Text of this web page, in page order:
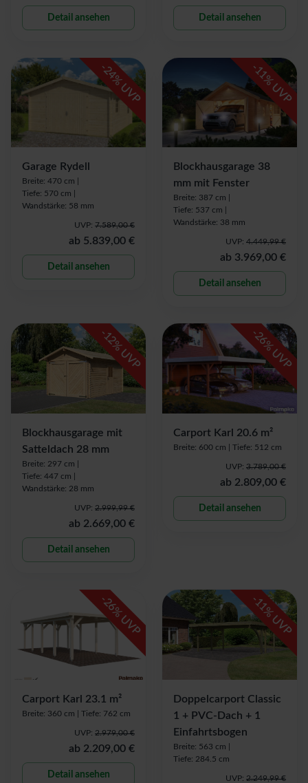
Detail ansehen Detail ansehen
-
24
% UVP
Garage Rydell
Breite: 470 cm |
Tiefe: 570 cm |
Wandstärke: 58 mm
UVP: 7.589,00 €
ab 5.839,00 €
Detail ansehen
-
11
% UVP
Blockhausgarage 38
mm mit Fenster
Breite: 387 cm |
Tiefe: 537 cm |
Wandstärke: 38 mm
UVP: 4.449,99 €
ab 3.969,00 €
Detail ansehen
-
12
% UVP
Blockhausgarage mit
Satteldach 28 mm
Breite: 297 cm |
Tiefe: 447 cm |
Wandstärke: 28 mm
UVP: 2.999,99 €
ab 2.669,00 €
Detail ansehen
-
26
% UVP
Carport Karl 20.6 m²
Breite: 600 cm | Tiefe: 512 cm
UVP: 3.789,00 €
ab 2.809,00 €
Detail ansehen
-
26
% UVP
Carport Karl 23.1 m²
Breite: 360 cm | Tiefe: 762 cm
UVP: 2.979,00 €
ab 2.209,00 €
Detail ansehen
-
11
% UVP
Doppelcarport Classic
1 + PVC-Dach + 1
Einfahrtsbogen
Breite: 563 cm |
Tiefe: 284.5 cm
UVP: 2.249,99 €